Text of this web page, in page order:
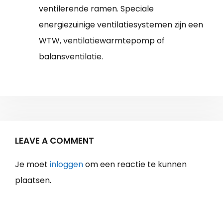
ventilerende ramen. Speciale
energiezuinige ventilatiesystemen zijn een
WTW, ventilatiewarmtepomp of
balansventilatie.
LEAVE A COMMENT
Je moet inloggenom een reactie te kunnen
plaatsen.